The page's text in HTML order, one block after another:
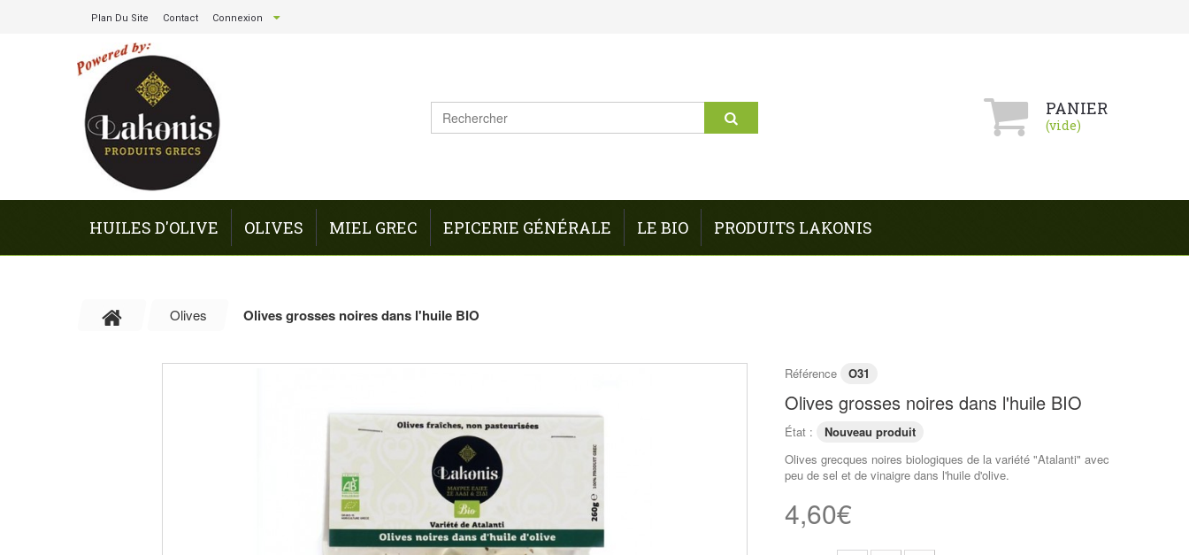
Contact
Plan Du Site Connexion
PANIER
(vide)
HUILES D'OLIVE OLIVES MIEL GREC EPICERIE GÉNÉRALE LE BIO PRODUITS LAKONIS
Olives Olives grosses noires dans l'huile BIO
Référence O31
Olives grosses noires dans l'huile BIO
État :
Nouveau produit
Olives grecques noires biologiques de la variété "Atalanti" avec
peu de sel et de vinaigre dans l'huile d'olive.
4,60€